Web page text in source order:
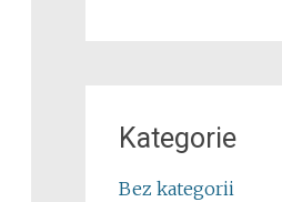
Kategorie
Bez kategorii